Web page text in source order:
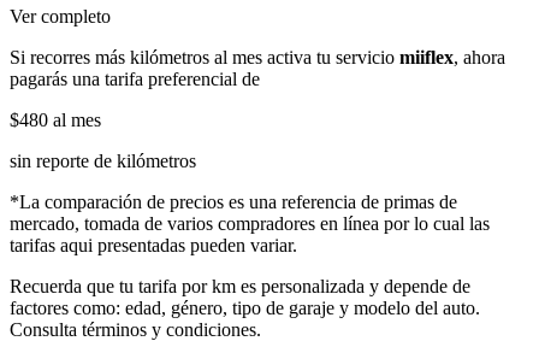
Ver completo
Si recorres más kilómetros al mes activa tu servicio miiflex, ahora
pagarás una tarifa preferencial de
$480 al mes
sin reporte de kilómetros
*La comparación de precios es una referencia de primas de
mercado, tomada de varios compradores en línea por lo cual las
tarifas aqui presentadas pueden variar.
Recuerda que tu tarifa por km es personalizada y depende de
factores como: edad, género, tipo de garaje y modelo del auto.
Consulta términos y condiciones.